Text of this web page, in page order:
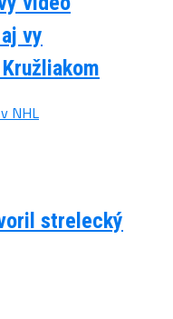
vy
strelecký